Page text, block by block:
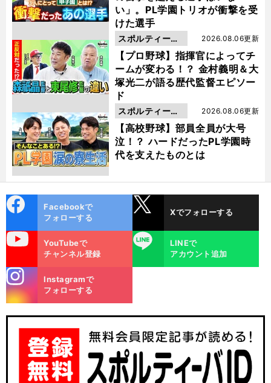
い」。PL学園トリオが衝撃を受
けた選手
【プロ野球】指揮官によってチ
ームが変わる！？ 金村義明＆大
塚光二が語る歴代監督エピソー
ド
2026.08.06更新
スポルティーバ
動画
【高校野球】部員全員が大号
泣！？ ハードだったPL学園時
代を支えたものとは
2026.08.06更新
スポルティーバ
動画
ok
Facebookで
フォローする
Xでフォローする
YouTubeで
チャンネル登録
LINE
LINEで
アカウント追加
m
Instagramで
フォローする